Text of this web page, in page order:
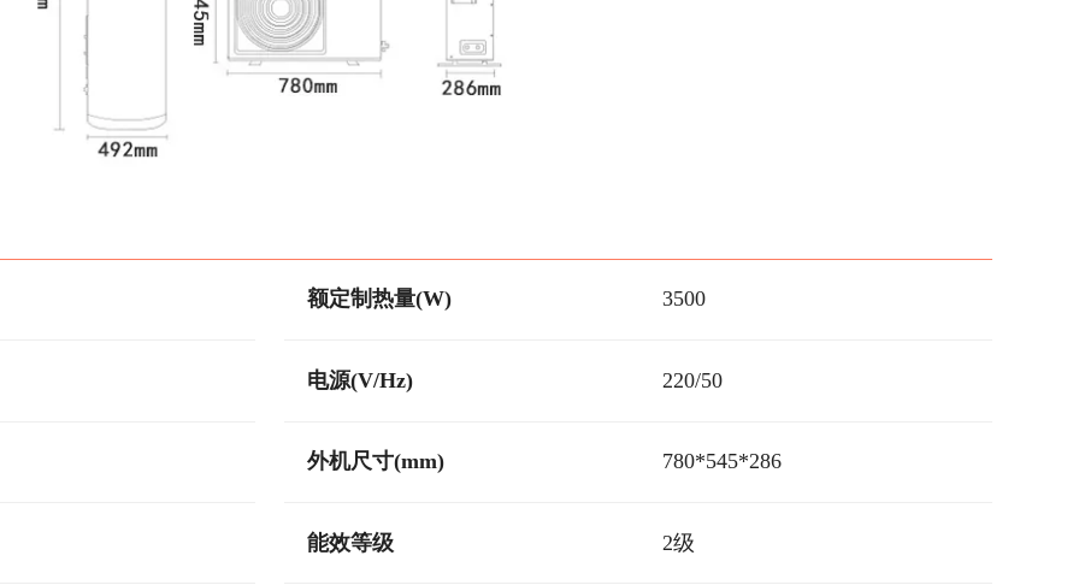
额定制热量(W) 3500
电源(V/Hz) 220/50
外机尺寸(mm) 780*545*286
能效等级 2级